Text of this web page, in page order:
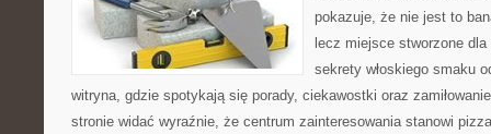
pokazuje, że nie jest to
lecz miejsce stworzone
sekrety włoskiego smaku
witryna, gdzie spotykają się porady, ciekawostki oraz
stronie widać wyraźnie, że centrum zainteresowania stanowi